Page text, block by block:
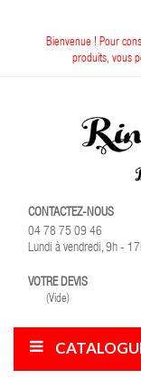
Bienvenue ! Pour
produits, vous
CONTACTEZ-NOUS
04 78 75 09 46
Lundi à vendredi, 9h -
VOTRE DEVIS
(Vide)